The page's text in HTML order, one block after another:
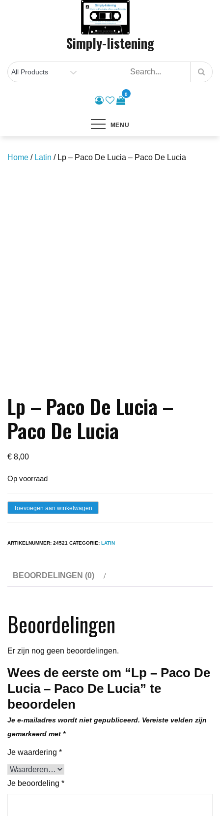
Simply-listening
0
MENU
Home / Latin / Lp – Paco De Lucia – Paco De Lucia
Lp – Paco De Lucia –
Paco De Lucia
€ 8,00
Op voorraad
Lp
Lucia
aantal
Toevoegen aan winkelwagen
ARTIKELNUMMER: 24521 CATEGORIE: LATIN
BEOORDELINGEN (0)
Beoordelingen
Er zijn nog geen beoordelingen.
Wees de eerste om “Lp – Paco De
Lucia – Paco De Lucia” te
beoordelen
Je e-mailadres wordt niet gepubliceerd. Vereiste velden zijn
gemarkeerd met *
Je waardering *
Je beoordeling *